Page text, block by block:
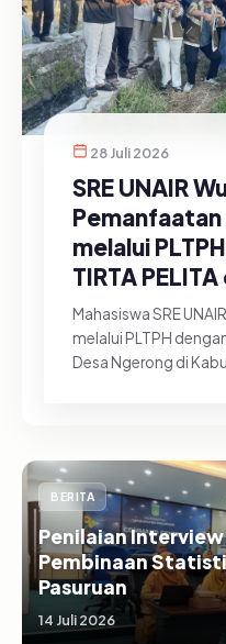
28 Juli 2026
SRE UNAIR
melalui
TIRTA
Mahasiswa SRE
melalui PLTPH
Desa Ngerong di
BERITA
Penilaian
Pembinaan
Pasuruan
14 Juli 2026